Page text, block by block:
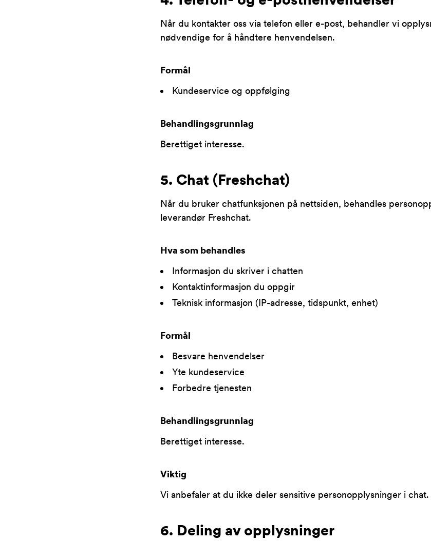
Når du kontakter oss via telefon eller e-post, behandler vi
nødvendige for å håndtere henvendelsen.
Formål
Kundeservice og oppfølging
Behandlingsgrunnlag
Berettiget interesse.
5. Chat (Freshchat)
Når du bruker chatfunksjonen på nettsiden, behandles
leverandør Freshchat.
Hva som behandles
Informasjon du skriver i chatten
Kontaktinformasjon du oppgir
Teknisk informasjon (IP-adresse, tidspunkt, enhet)
Formål
Besvare henvendelser
Yte kundeservice
Forbedre tjenesten
Behandlingsgrunnlag
Berettiget interesse.
Viktig
Vi anbefaler at du ikke deler sensitive personopplysninger i chat.
6. Deling av opplysninger